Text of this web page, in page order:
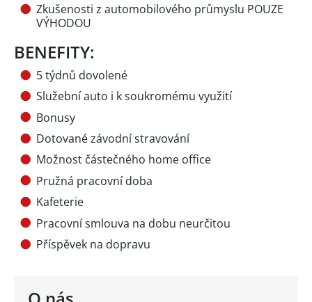
Zkušenosti z automobilového průmyslu POUZE
VÝHODOU
BENEFITY:
5 týdnů dovolené
Služební auto i k soukromému využití
Bonusy
Dotované závodní stravování
Možnost částečného home office
Pružná pracovní doba
Kafeterie
Pracovní smlouva na dobu neurčitou
Příspěvek na dopravu